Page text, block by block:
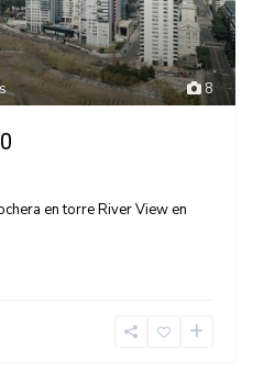
8
en torre River View en